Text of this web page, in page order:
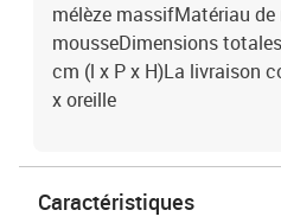
mélèze massifMatériau de
mousseDimensions
cm (l x P x H)La livraison
x oreille
Caractéristiques